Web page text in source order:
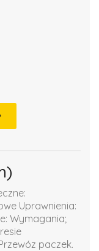
Uprawnienia:
Wymagania;
paczek.